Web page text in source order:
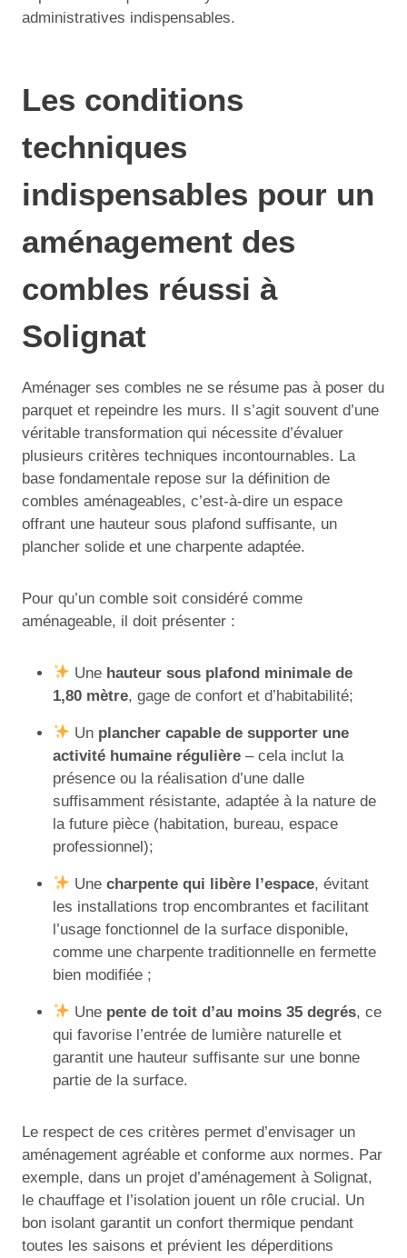
administratives indispensables.
Les conditions
techniques
indispensables pour un
aménagement des
combles réussi à
Solignat
Aménager ses combles ne se résume pas à poser du
parquet et repeindre les murs. Il s’agit souvent d’une
véritable transformation qui nécessite d’évaluer
plusieurs critères techniques incontournables. La
base fondamentale repose sur la définition de
combles aménageables, c’est-à-dire un espace
offrant une hauteur sous plafond suffisante, un
plancher solide et une charpente adaptée.
Pour qu’un comble soit considéré comme
aménageable, il doit présenter :
Une hauteur sous plafond minimale de
1,80 mètre, gage de confort et d’habitabilité;
Un plancher capable de supporter une
activité humaine régulière – cela inclut la
présence ou la réalisation d’une dalle
suffisamment résistante, adaptée à la nature de
la future pièce (habitation, bureau, espace
professionnel);
Unecharpente qui libère l’espace, évitant
les installations trop encombrantes et facilitant
l’usage fonctionnel de la surface disponible,
comme une charpente traditionnelle en fermette
bien modifiée ;
Une pente de toit d’au moins 35 degrés, ce
qui favorise l’entrée de lumière naturelle et
garantit une hauteur suffisante sur une bonne
partie de la surface.
Le respect de ces critères permet d’envisager un
aménagement agréable et conforme aux normes. Par
exemple, dans un projet d’aménagement à Solignat,
le chauffage et l’isolation jouent un rôle crucial. Un
bon isolant garantit un confort thermique pendant
toutes les saisons et prévient les déperditions